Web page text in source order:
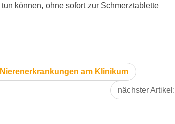
können, ohne sofort zur Schmerztablette
am Klinikum
nächster Artikel: